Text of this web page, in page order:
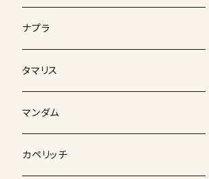
ナプラ
タマリス
マンダム
カペリッチ